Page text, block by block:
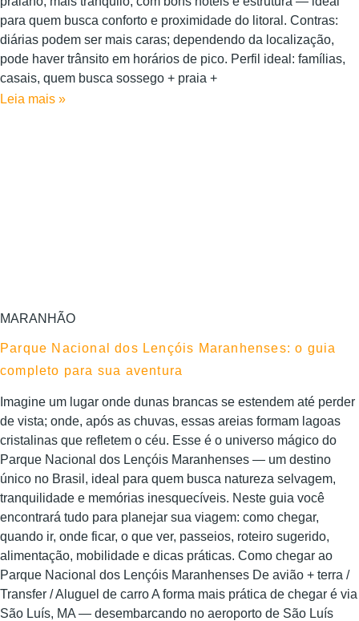
para quem busca conforto e proximidade do litoral. Contras:
diárias podem ser mais caras; dependendo da localização,
pode haver trânsito em horários de pico. Perfil ideal: famílias,
casais, quem busca sossego + praia +
Leia mais »
MARANHÃO
Parque Nacional dos Lençóis Maranhenses: o guia
completo para sua aventura
Imagine um lugar onde dunas brancas se estendem até perder
de vista; onde, após as chuvas, essas areias formam lagoas
cristalinas que refletem o céu. Esse é o universo mágico do
Parque Nacional dos Lençóis Maranhenses — um destino
único no Brasil, ideal para quem busca natureza selvagem,
tranquilidade e memórias inesquecíveis. Neste guia você
encontrará tudo para planejar sua viagem: como chegar,
quando ir, onde ficar, o que ver, passeios, roteiro sugerido,
alimentação, mobilidade e dicas práticas. Como chegar ao
Parque Nacional dos Lençóis Maranhenses De avião + terra /
Transfer / Aluguel de carro A forma mais prática de chegar é via
São Luís, MA — desembarcando no aeroporto de São Luís